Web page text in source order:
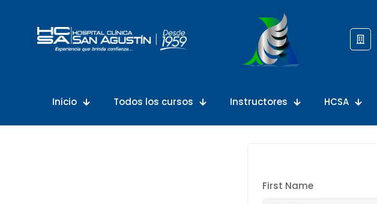
Inicio Todos los cursos Instructores HCSA
First Name